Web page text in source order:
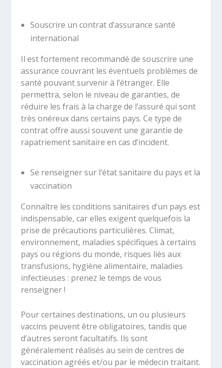
Souscrire un contrat d’assurance santé
international
Il est fortement recommandé de souscrire une
assurance couvrant les éventuels problèmes de
santé pouvant survenir à l’étranger. Elle
permettra, selon le niveau de garanties, de
réduire les frais à la charge de l’assuré qui sont
très onéreux dans certains pays. Ce type de
contrat offre aussi souvent une garantie de
rapatriement sanitaire en cas d’incident.
Se renseigner sur l’état sanitaire du pays et la
vaccination
Connaître les conditions sanitaires d’un pays est
indispensable, car elles exigent quelquefois la
prise de précautions particulières. Climat,
environnement, maladies spécifiques à certains
pays ou régions du monde, risques liés aux
transfusions, hygiène alimentaire, maladies
infectieuses : prenez le temps de vous
renseigner !
Pour certaines destinations, un ou plusieurs
vaccins peuvent être obligatoires, tandis que
d’autres seront facultatifs. Ils sont
généralement réalisés au sein de centres de
vaccination agréés et/ou par le médecin traitant.